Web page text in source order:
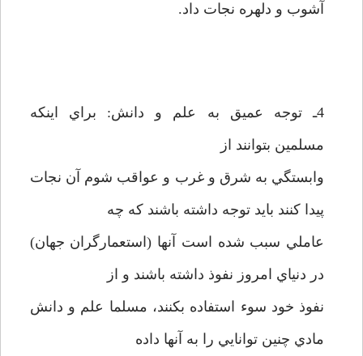
آشوب و دلهره نجات داد.
4ـ توجه عميق به علم و دانش: براي اينکه
مسلمين بتوانند از
وابستگي به شرق و غرب و عواقب شوم آن نجات
پيدا کنند بايد توجه داشته باشند که چه
عاملي سبب شده است آنها (استعمارگران جهان)
در دنياي امروز نفوذ داشته باشند و از
نفوذ خود سوء استفاده بکنند، مسلما علم و دانش
مادي چنين توانايي را به آنها داده